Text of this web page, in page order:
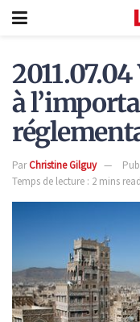
à
ParChristine Gilguy
Temps de lecture : 2 mins read